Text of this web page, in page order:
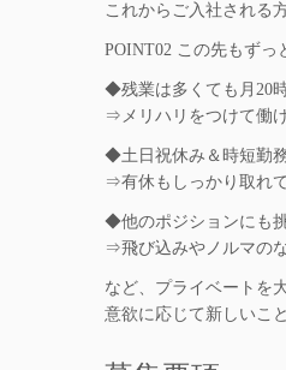
これからご入社される
POINT02 この先もずっ
◆残業は多くても月20
⇒メリハリをつけて働
◆土日祝休み＆時短勤
⇒有休もしっかり取れ
◆他のポジションにも
⇒飛び込みやノルマの
など、プライベートを
意欲に応じて新しいこ